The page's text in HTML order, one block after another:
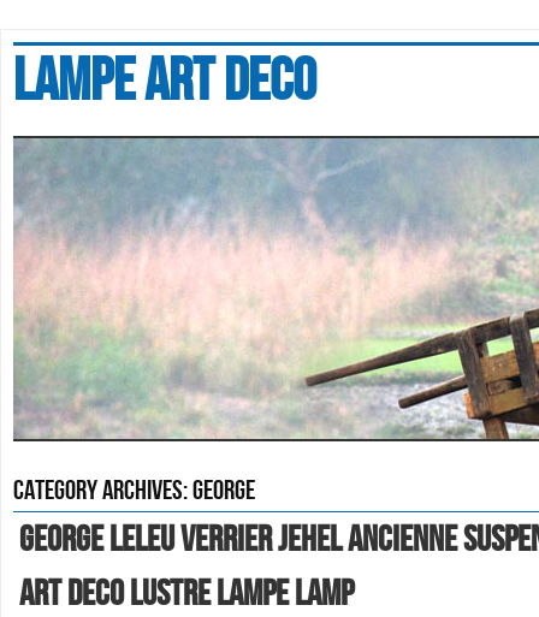
Lampe art deco
Category Archives:george
George Leleu Verrier Jehel Ancienne
Art Deco Lustre Lampe Lamp